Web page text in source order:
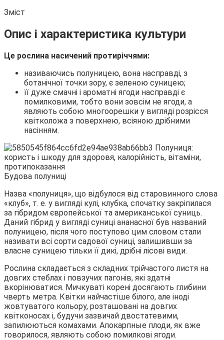
Зміст
Опис і характеристика культури
Це рослина насичений протиріччями:
називаючись полуницею, вона насправді, з
ботанічної точки зору, є зеленою суницею;
її дуже смачні і ароматні ягоди насправді є
помилковими, тобто вони зовсім не ягоди, а
являють собою многоорешки у вигляді розрісся
квітколожа з поверхнею, всіяною дрібними
насінням.
Будова полуниці
Назва «полуниця», що відбулося від старовинного слова
«клуб», т. е. у вигляді кулі, клубка, спочатку закріпилася
за гібридом європейської та американської суниць.
Даний гібрид у вигляді суниці ананасної був названий
полуницею, після чого поступово цим словом стали
називати всі сорти садової суниці, залишивши за
власне суницею тільки її дикі, дрібні лісові види.
Рослина складається з складних трійчастого листя на
довгих стеблах і повзучих пагонів, які здатні
вкорінюватися. Мичкуваті корені досягають глибини
чверть метра. Квітки найчастіше білого, але іноді
жовтуватого кольору, розташовані на довгих
квітконосах і, будучи зазвичай двостатевими,
запилюються комахами. Апокарпные плоди, як вже
говорилося, являють собою помилкові ягоди.